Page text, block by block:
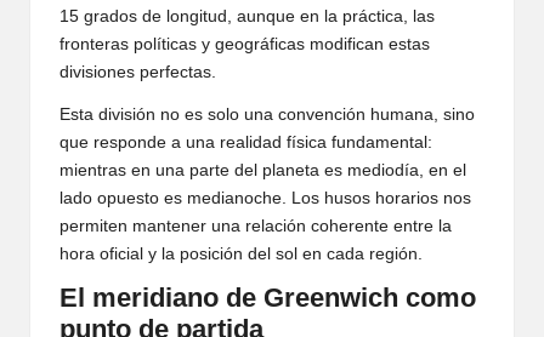
15 grados de longitud, aunque en la práctica, las
fronteras políticas y geográficas modifican estas
divisiones perfectas.
Esta división no es solo una convención humana, sino
que responde a una realidad física fundamental:
mientras en una parte del planeta es mediodía, en el
lado opuesto es medianoche. Los husos horarios nos
permiten mantener una relación coherente entre la
hora oficial y la posición del sol en cada región.
El meridiano de Greenwich como
punto de partida